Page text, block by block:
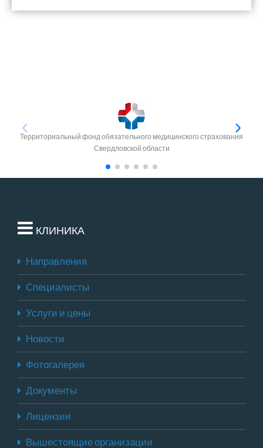
Территориальный фонд обязательного медицинского страхования
Свердловской области
КЛИНИКА
Направления
Специалисты
Услуги и цены
Новости
Фотогалерея
Документы
Лицензии
Вышестоящие организации